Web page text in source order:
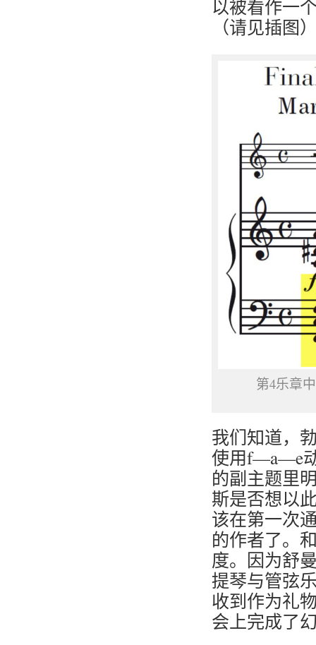
以被看作一
（请见插图
第4乐章
我们知道，
使用f—a—e
的副主题里
斯是否想以
该在第一次
的作者了。
度。因为舒
提琴与管弦
收到作为礼
会上完成了